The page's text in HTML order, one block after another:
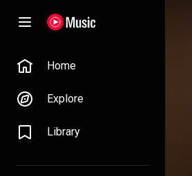
Home
Explore
Library